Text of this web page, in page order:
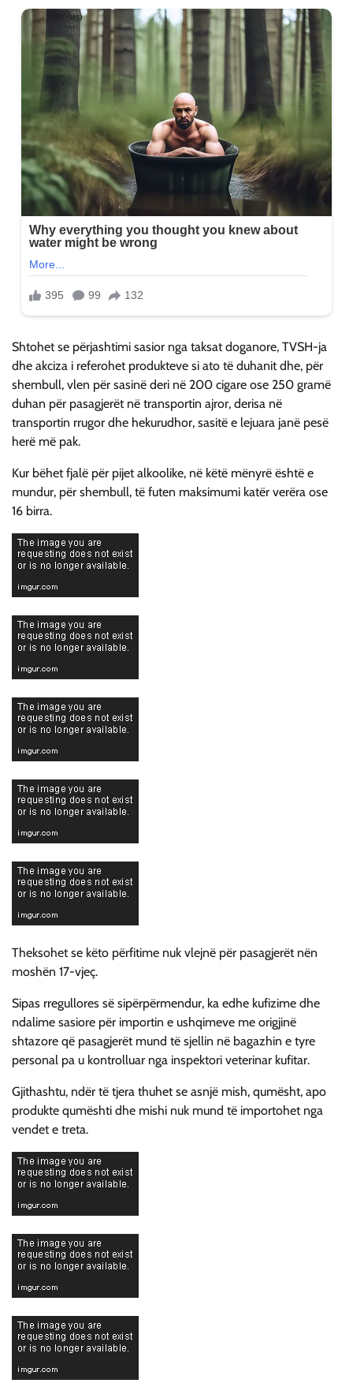
Shtohet se përjashtimi sasior nga taksat doganore, TVSH-ja
dhe akciza i referohet produkteve si ato të duhanit dhe, për
shembull, vlen për sasinë deri në 200 cigare ose 250 gramë
duhan për pasagjerët në transportin ajror, derisa në
transportin rrugor dhe hekurudhor, sasitë e lejuara janë pesë
herë më pak.
Kur bëhet fjalë për pijet alkoolike, në këtë mënyrë është e
mundur, për shembull, të futen maksimumi katër verëra ose
16 birra.
Theksohet se këto përfitime nuk vlejnë për pasagjerët nën
moshën 17-vjeç.
Sipas rregullores së sipërpërmendur, ka edhe kufizime dhe
ndalime sasiore për importin e ushqimeve me origjinë
shtazore që pasagjerët mund të sjellin në bagazhin e tyre
personal pa u kontrolluar nga inspektori veterinar kufitar.
Gjithashtu, ndër të tjera thuhet se asnjë mish, qumësht, apo
produkte qumështi dhe mishi nuk mund të importohet nga
vendet e treta.